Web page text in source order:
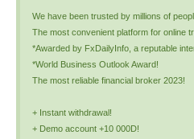
We have been trusted by millions of
The most convenient platform for online
*Awarded by FxDailyInfo, a reputable
*World Business Outlook Award!
The most reliable financial broker 2023!
+ Instant withdrawal!
+ Demo account +10 000D!